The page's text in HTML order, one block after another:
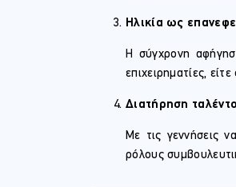
Ηλικία ως
Η σύγχρονη
επιχειρηματίες,
Διατήρηση
Με τις γεννήσεις
ρόλους